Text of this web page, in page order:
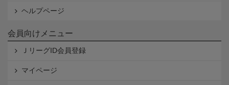
ヘルプページ
会員向けメニュー
ＪリーグID会員登録
マイページ